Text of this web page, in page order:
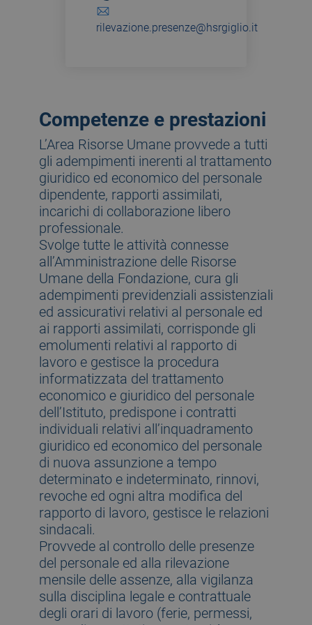
rilevazione.presenze@hsrgiglio.it
Competenze e prestazioni
L’Area Risorse Umane provvede a tutti
gli adempimenti inerenti al trattamento
giuridico ed economico del personale
dipendente, rapporti assimilati,
incarichi di collaborazione libero
professionale.
Svolge tutte le attività connesse
all’Amministrazione delle Risorse
Umane della Fondazione, cura gli
adempimenti previdenziali assistenziali
ed assicurativi relativi al personale ed
ai rapporti assimilati, corrisponde gli
emolumenti relativi al rapporto di
lavoro e gestisce la procedura
informatizzata del trattamento
economico e giuridico del personale
dell’Istituto, predispone i contratti
individuali relativi all’inquadramento
giuridico ed economico del personale
di nuova assunzione a tempo
determinato e indeterminato, rinnovi,
revoche ed ogni altra modifica del
rapporto di lavoro, gestisce le relazioni
sindacali.
Provvede al controllo delle presenze
del personale ed alla rilevazione
mensile delle assenze, alla vigilanza
sulla disciplina legale e contrattuale
degli orari di lavoro (ferie, permessi,